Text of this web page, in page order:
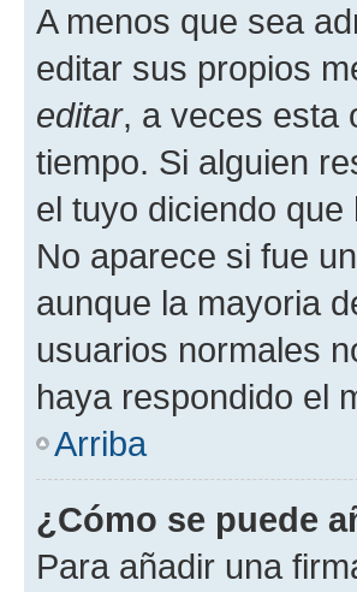
A menos que sea
editar sus propios
editar, a veces esta
tiempo. Si alguien
el tuyo diciendo
No aparece si fue
aunque la mayoria
usuarios normales
haya respondido el
Arriba
¿Cómo se puede
Para añadir una